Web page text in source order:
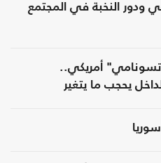
ودور النخبة في المجتمع
أمريكي..
يحجب ما يتغير